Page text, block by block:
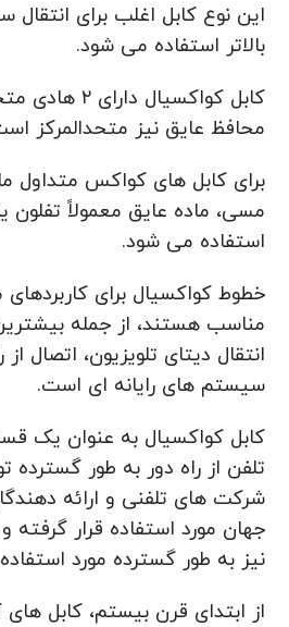
این نوع کابل اغلب برای
بالاتر استفاده می شود.
کابل کواکسیال
محافظ عایق نیز متحدالمرکز
برای کابل های کواکس متداول
مسی، ماده عایق معمولاً تفلون
استفاده می شود.
خطوط کواکسیال برای
مناسب هستند، از جمله
انتقال دیتای تلویزیون، اتصال
سیستم های رایانه ای است.
کابل کواکسیال به عنوان یک
تلفن از راه دور به طور گسترده
شرکت های تلفنی و ارائه
جهان مورد استفاده قرار گرفته
نیز به طور گسترده مورد
از ابتدای قرن بیستم، کابل